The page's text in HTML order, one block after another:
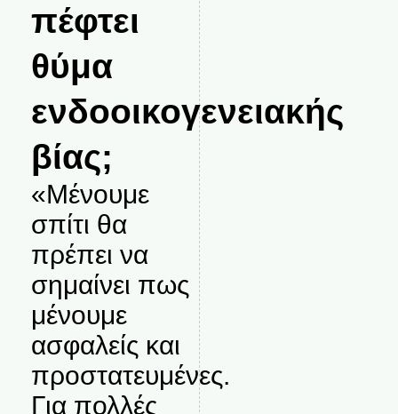
πέφτει
θύμα
ενδοοικογενειακής
βίας;
«Μένουμε
σπίτι θα
πρέπει να
σημαίνει πως
μένουμε
ασφαλείς και
προστατευμένες.
Για πολλές